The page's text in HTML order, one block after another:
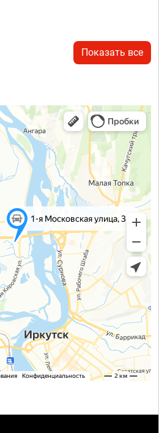
Показать все